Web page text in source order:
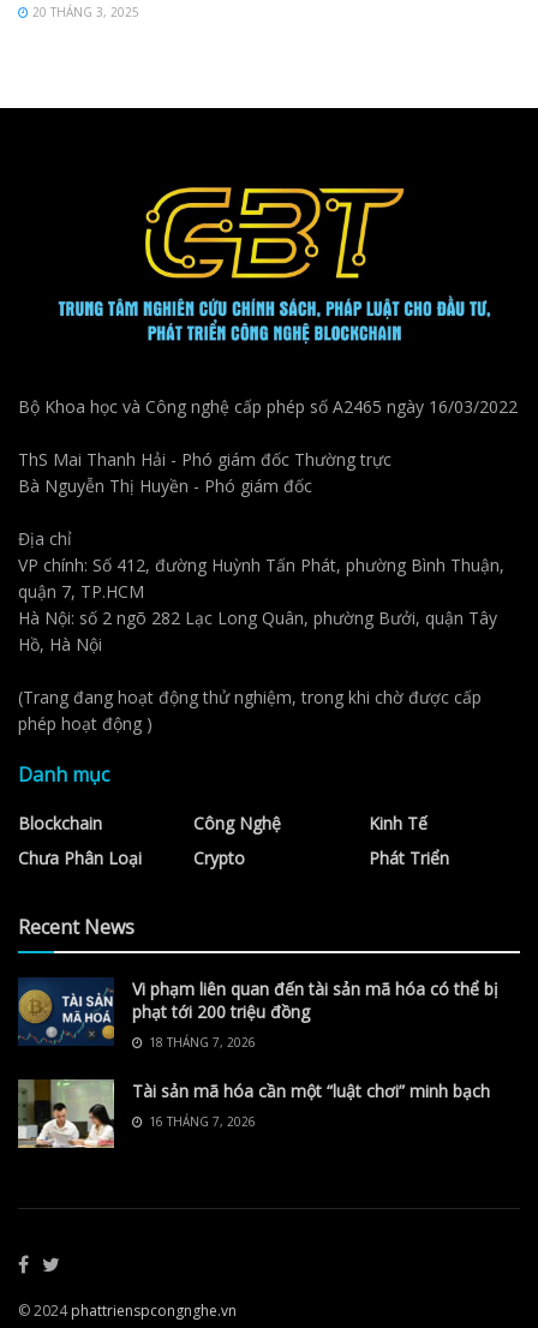
20 THÁNG 3, 2025
Bộ Khoa học và Công nghệ cấp phép số A2465 ngày 16/03/2022
ThS Mai Thanh Hải - Phó giám đốc Thường trực
Bà Nguyễn Thị Huyền - Phó giám đốc
Địa chỉ
VP chính: Số 412, đường Huỳnh Tấn Phát, phường Bình Thuận,
quận 7, TP.HCM
Hà Nội: số 2 ngõ 282 Lạc Long Quân, phường Bưởi, quận Tây
Hồ, Hà Nội
(Trang đang hoạt động thử nghiệm, trong khi chờ được cấp
phép hoạt động )
Danh mục
Blockchain
Chưa Phân Loại
Công Nghệ
Crypto
Kinh Tế
Phát Triển
Recent News
Vi phạm liên quan đến tài sản mã hóa có thể bị
phạt tới 200 triệu đồng
18 THÁNG 7, 2026
Tài sản mã hóa cần một “luật chơi” minh bạch
16 THÁNG 7, 2026
© 2024phattrienspcongnghe.vn